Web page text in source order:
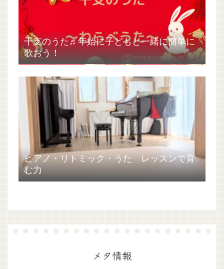
干支のうた♬年始に子どもと一緒に簡単に
歌おう！
ピアノ・リトミック・うた レッスンで育
む力
メタ情報